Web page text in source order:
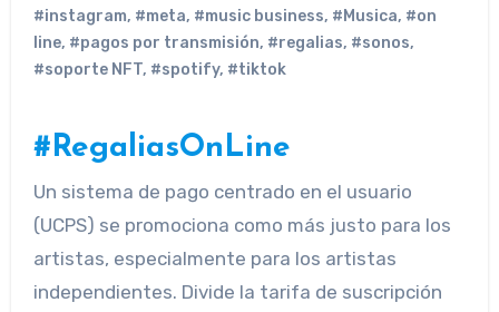
#instagram, #meta, #music business, #Musica, #on
line, #pagos por transmisión, #regalias, #sonos,
#soporte NFT, #spotify, #tiktok
#RegaliasOnLine
Un sistema de pago centrado en el usuario
(UCPS) se promociona como más justo para los
artistas, especialmente para los artistas
independientes. Divide la tarifa de suscripción